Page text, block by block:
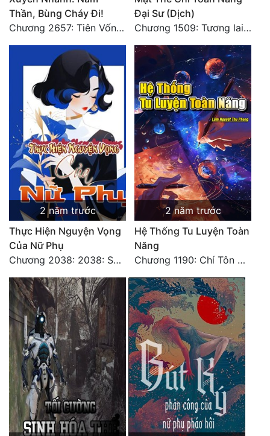
Quân Sự
Thanh Xuân
Tiên Hiệp
Tiểu Thuyết
Trinh Thám
Triều Đấu
Trùng Sinh
Trọng Sinh
Tu Chân
Tu Tiên
Tội Phạm
Vô Địch
Võ Hiệp
Võng Du
Xuyên Không
Thần, Bùng Cháy Đi!
Chương 2657: Tiên Vốn Vô Lương (15). HẾT.
Đại Sư (Dịch)
Chương 1509: Tương lai mới! [Hết]
2 năm trước
Thực Hiện Nguyện Vọng
Của Nữ Phụ
Chương 2038: 2038: Sênh Ca Vạn Dặm 39
2 năm trước
Hệ Thống Tu Luyện Toàn
Năng
Chương 1190: Chí Tôn Chân Chính, Kết Cục Cũng Là Bắt Đầu